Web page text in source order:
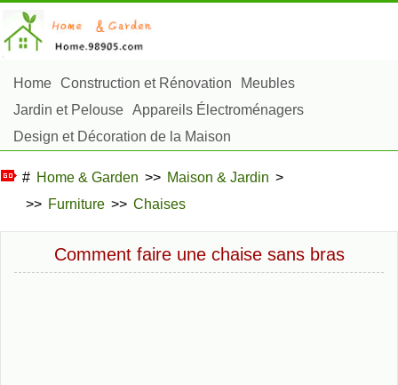
Home Construction et Rénovation
Meubles
Jardin et Pelouse Appareils Électroménagers
Design et Décoration de la Maison
# Home & Garden >> Maison & Jardin >
>> Furniture >> Chaises
Comment faire une chaise sans bras